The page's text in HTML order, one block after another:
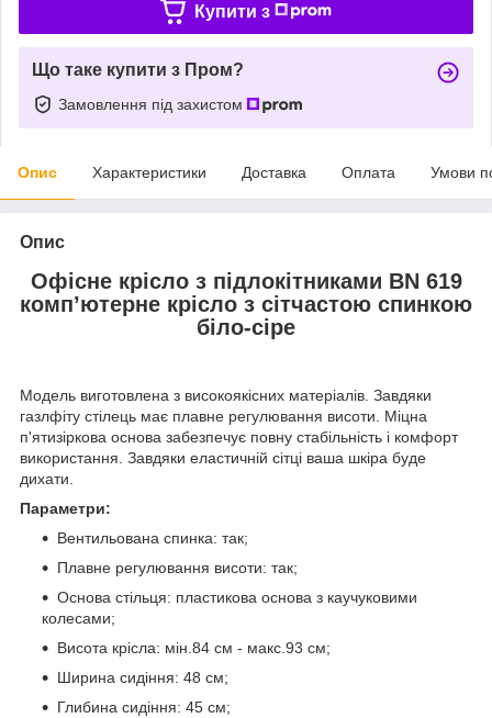
Купити з
Що таке купити з Пром?
Замовлення під захистом
Опис Характеристики Доставка Оплата Умови
Опис
Офісне крісло з підлокітниками BN 619
комп’ютерне крісло з сітчастою спинкою
біло-сіре
Модель виготовлена з високоякісних матеріалів. Завдяки
газлфіту стілець має плавне регулювання висоти. Міцна
п'ятизіркова основа забезпечує повну стабільність і комфорт
використання. Завдяки еластичній сітці ваша шкіра буде
дихати.
Параметри:
Вентильована спинка: так;
Плавне регулювання висоти: так;
Основа стільця: пластикова основа з каучуковими
колесами;
Висота крісла: мін.84 см - макс.93 см;
Ширина сидіння: 48 см;
Глибина сидіння: 45 см;